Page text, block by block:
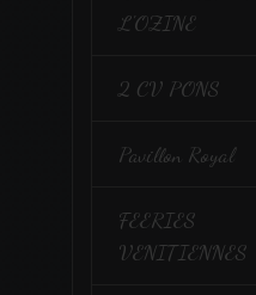
L'OZINE
2 CV PONS
Pavillon Royal
FEERIES
VENITIENNES